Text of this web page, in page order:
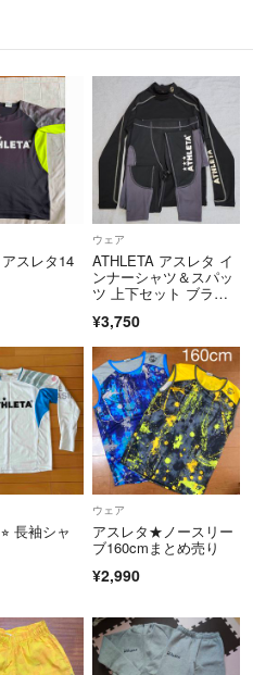
り下げる場合もございます。
スレタ14
ウェア
ATHLETA アスレタ イ
ンナーシャツ＆スパッ
ツ 上下セット ブラッ
¥3,750
長袖シャ
ウェア
アスレタ★ノースリー
ブ160cmまとめ売り
¥2,990